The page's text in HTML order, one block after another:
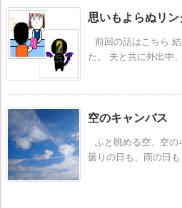
思いもよらぬリン
前回の話はこちら
た。 夫と共に外出中
空のキャンバス
ふと眺める空、空の
曇りの日も、雨の日